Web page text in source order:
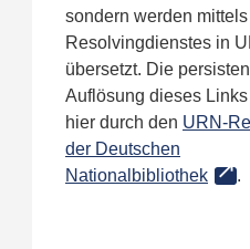
sondern werden
Resolvingdienstes in
übersetzt. Die
Auflösung dieses
hier durch den URN-
der Deutschen
Nationalbibliothek
.